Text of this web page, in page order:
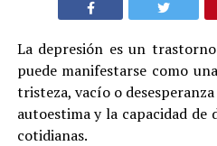
La depresión es un
puede manifestarse como
tristeza, vacío o
autoestima y la capacidad de
cotidianas.